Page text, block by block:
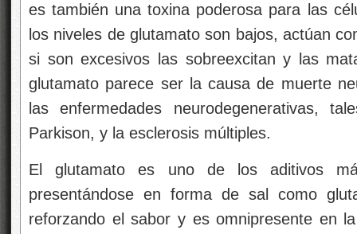
es también una toxina poderosa para las
los niveles de glutamato son bajos, actúan
si son excesivos las sobreexcitan y las
glutamato parece ser la causa de muerte
las enfermedades neurodegenerativas,
Parkison, y la esclerosis múltiples.
El glutamato es uno de los aditivos
presentándose en forma de sal como
reforzando el sabor y es omnipresente en